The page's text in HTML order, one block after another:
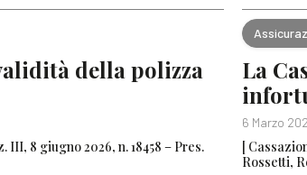
della polizza
III, 8 giugno 2026, n. 18458 – Pres.
La
6 Marzo
[
Rossetti,